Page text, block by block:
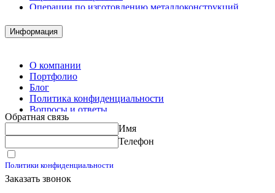
Операции по изготовлению металлоконструкций
Комплектация металлопроката
Изготовление винтовых свай
Информация
О компании
Портфолио
Блог
Политика конфиденциальности
Вопросы и ответы
Контакты
Обратная связь
Имя
Телефон
Политики конфиденциальности
Заказать звонок